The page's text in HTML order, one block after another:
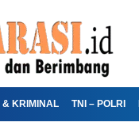
& KRIMINAL TNI – POLRI